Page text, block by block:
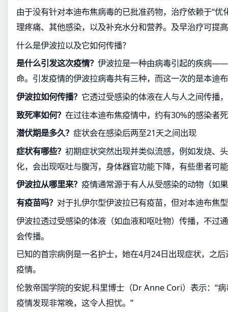
由于没有针对本迪布焦病毒的已批准药物，治疗依赖于“优
理疼痛、其他感染，以及补充水分和营养。及早治疗可提
什么是伊波拉以及它如何传播？
是什么引发这次疫情？ 伊波拉是一种由病毒引起的疾病
命。引发疫情的伊波拉病毒共有三种，而这一次的是本迪
伊波拉如何传播？ 它透过受感染的体液在人与人之间传播
致死率如何？ 在过往本迪布焦疫情中，约有30%的感染者
潜伏期是多久？ 症状会在感染后两至21天之间出现
症状有哪些？ 初期症状突然出现并类似流感，例如发烧、
化，会出现呕吐与腹泻，身体器官功能下降，有些患者可
伊波拉从哪里来？ 疫情通常源于有人从受感染的动物（如
有疫苗吗？ 对于扎伊尔型伊波拉已有疫苗，但对本迪布焦
伊波拉透过受感染的体液（如血液和呕吐物）传播，不过
会传播。
已知的首宗病例是一名护士，她在4月24日出现症状，之
疫情。
伦敦帝国学院的安妮.科里博士（Dr Anne Cori）表示：“
疫情发现非常晚，这令人担忧。”